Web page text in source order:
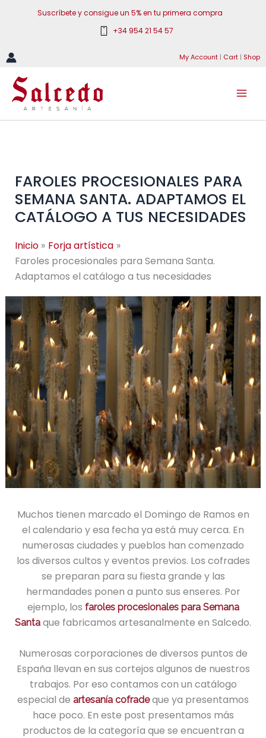
Suscríbete y consigue un 5% en tu primera compra
+34 954 21 54 57
My Account | Cart | Shop
FAROLES PROCESIONALES PARA
SEMANA SANTA. ADAPTAMOS EL
CATÁLOGO A TUS NECESIDADES
Inicio
Forja artística
Faroles procesionales para Semana Santa.
Adaptamos el catálogo a tus necesidades
Muchos tienen marcado el Domingo de Ramos en
el calendario y esa fecha ya está muy cerca. En
numerosas ciudades y pueblos han comenzado
los diversos cultos y eventos previos. Los cofrades
se preparan para su fiesta grande y las
hermandades ponen a punto sus enseres. Por
ejemplo, los faroles procesionales para Semana
Santa que fabricamos artesanalmente en Salcedo.
Numerosas corporaciones de diversos puntos de
España llevan en sus cortejos algunos de nuestros
trabajos. Por eso contamos con un catálogo
especial de artesanía cofradeque ya presentamos
hace poco. En este post presentamos más
productos de la categoría que se encuentran a